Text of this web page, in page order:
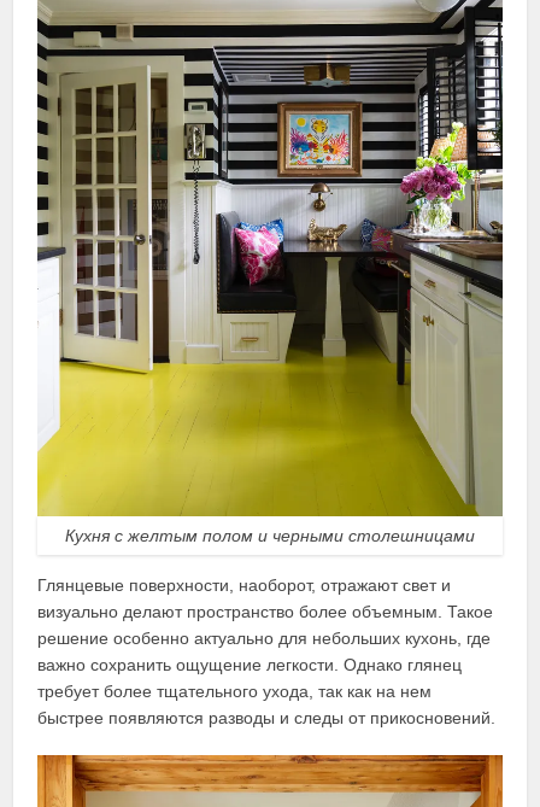
Кухня с желтым полом и черными столешницами
Глянцевые поверхности, наоборот, отражают свет и
визуально делают пространство более объемным. Такое
решение особенно актуально для небольших кухонь, где
важно сохранить ощущение легкости. Однако глянец
требует более тщательного ухода, так как на нем
быстрее появляются разводы и следы от прикосновений.